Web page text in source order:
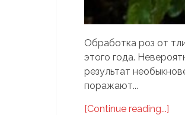
Обработка роз от
этого года.
результат
поражают...
[Continue reading...]